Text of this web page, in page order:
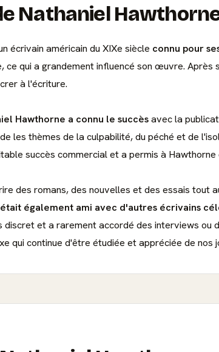
Nathaniel
écrivain américain du XIXe siècle connu pour
ce qui a grandement influencé son œuvre.
à l'écriture.
Hawthorne a connu le succèsavec la
les thèmes de la culpabilité, du péché et de
succès commercial et a permis à Hawthorne
des romans, des nouvelles et des essais
également ami avec d'autres écrivains
discret et a rarement accordé des interviews
qui continue d'être étudiée et appréciée de nos